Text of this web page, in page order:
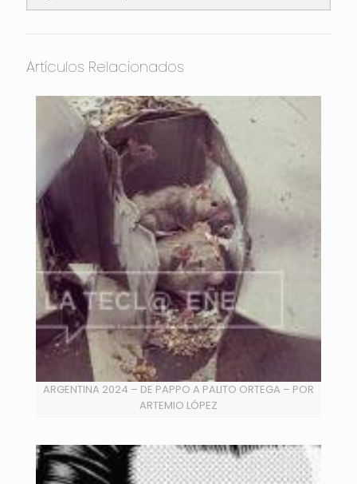
Artículos Relacionados
ARGENTINA 2024 – DE PAPPO A PALITO ORTEGA – POR
ARTEMIO LÓPEZ